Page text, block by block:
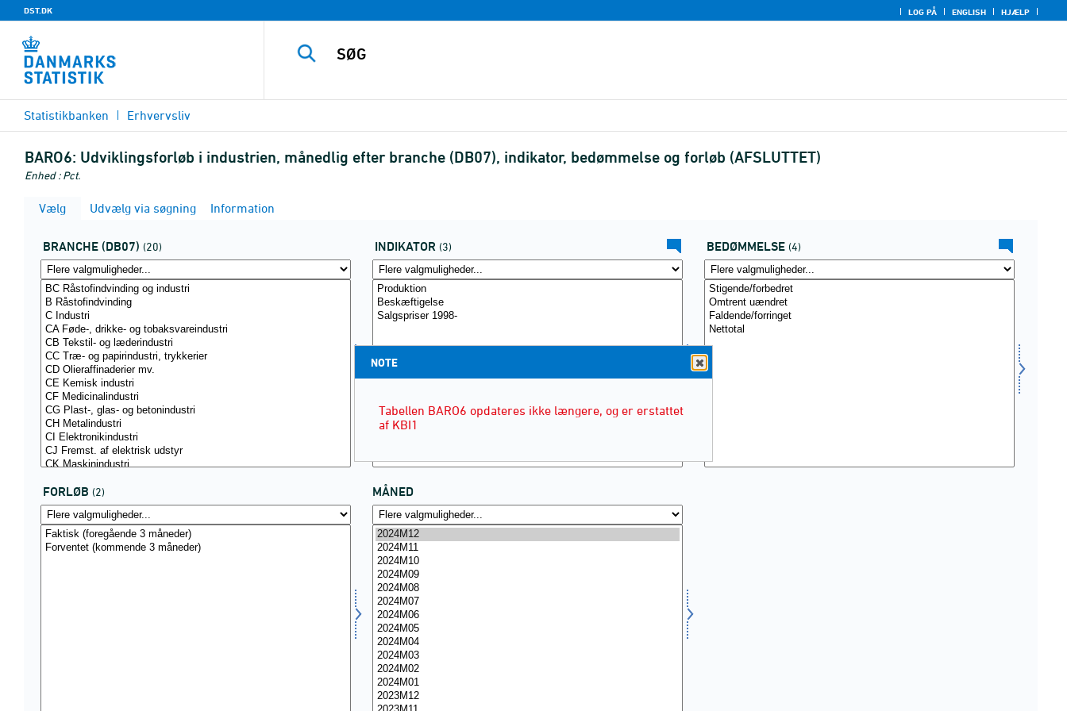
DST.DK LOG PÅ ENGLISH HJÆLP
Statistikbanken Erhvervsliv
BARO6: Udviklingsforløb i industrien, månedlig efter branche (DB07), indikator, bedømmelse og forløb (AFSLUTTET)
Enhed : Pct.
Vælg Udvælg via søgning Information
BRANCHE (DB07) (20) INDIKATOR (3) BEDØMMELSE (4)
FORLØB (2) MÅNED
NOTE
Tabellen BARO6 opdateres ikke længere, og er erstattet
af KBI1